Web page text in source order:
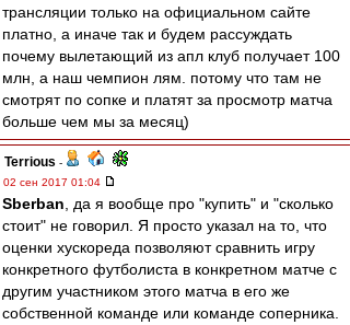
трансляции только на официальном сайте
платно, а иначе так и будем рассуждать
почему вылетающий из апл клуб получает 100
млн, а наш чемпион лям. потому что там не
смотрят по сопке и платят за просмотр матча
больше чем мы за месяц)
Terrious -
02 сен 2017 01:04
Sberban , да я вообще про "купить" и "сколько
стоит" не говорил. Я просто указал на то, что
оценки хускореда позволяют сравнить игру
конкретного футболиста в конкретном матче с
другим участником этого матча в его же
собственной команде или команде соперника.